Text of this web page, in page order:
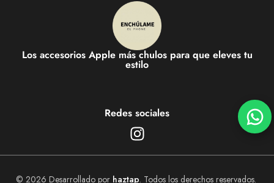
Los accesorios Apple más chulos para que eleves tu
estilo
Redes sociales
© 2026 Desarrollado por haztap. Todos los derechos reservados.